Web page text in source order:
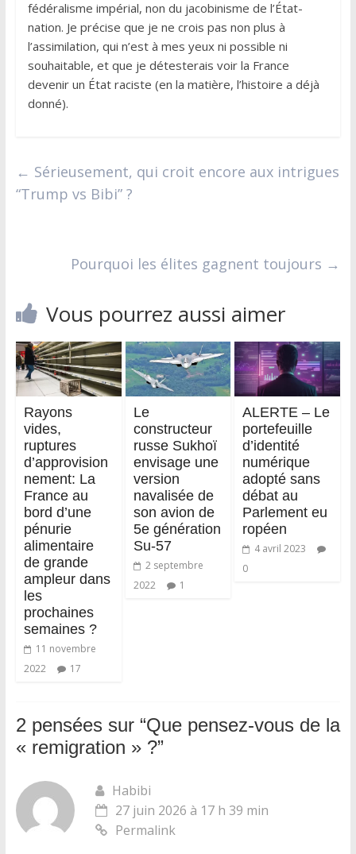
fédéralisme impérial, non du jacobinisme de l’État-
nation. Je précise que je ne crois pas non plus à
l’assimilation, qui n’est à mes yeux ni possible ni
souhaitable, et que je détesterais voir la France
devenir un État raciste (en la matière, l’histoire a déjà
donné).
← Sérieusement, qui croit encore aux intrigues
“Trump vs Bibi” ?
Pourquoi les élites gagnent toujours →
Vous pourrez aussi aimer
Rayons
vides,
ruptures
d’approvision
nement: La
France au
bord d’une
pénurie
alimentaire
de grande
ampleur dans
les
prochaines
semaines ?
11 novembre
2022
17
Le
constructeur
russe Sukhoï
envisage une
version
navalisée de
son avion de
5e génération
Su-57
2 septembre
2022
1
ALERTE – Le
portefeuille
d’identité
numérique
adopté sans
débat au
Parlement eu
ropéen
4 avril 2023
0
2 pensées sur “Que pensez-vous de la
« remigration » ?”
Habibi
27 juin 2026 à 17 h 39 min
Permalink